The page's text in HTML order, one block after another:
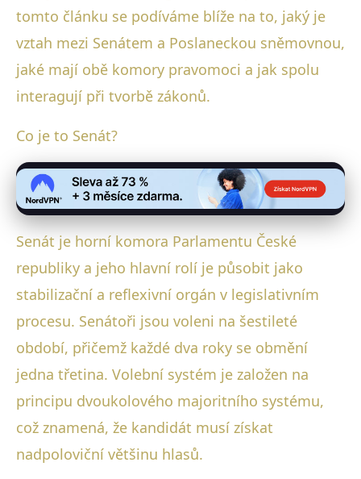
tomto článku se podíváme blíže na to, jaký je
vztah mezi Senátem a Poslaneckou sněmovnou,
jaké mají obě komory pravomoci a jak spolu
interagují při tvorbě zákonů.
Co je to Senát?
Senát je horní komora Parlamentu České
republiky a jeho hlavní rolí je působit jako
stabilizační a reflexivní orgán v legislativním
procesu. Senátoři jsou voleni na šestileté
období, přičemž každé dva roky se obmění
jedna třetina. Volební systém je založen na
principu dvoukolového majoritního systému,
což znamená, že kandidát musí získat
nadpoloviční většinu hlasů.